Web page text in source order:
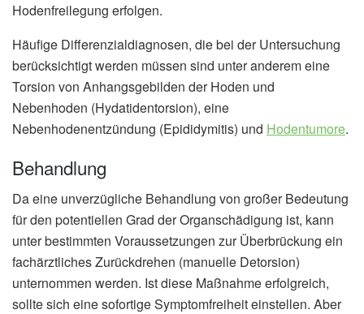
Hodenfreilegung erfolgen.
Häufige Differenzialdiagnosen, die bei der Untersuchung
berücksichtigt werden müssen sind unter anderem eine
Torsion von Anhangsgebilden der Hoden und
Nebenhoden (Hydatidentorsion), eine
Nebenhodenentzündung (Epididymitis) und Hodentumore.
Behandlung
Da eine unverzügliche Behandlung von großer Bedeutung
für den potentiellen Grad der Organschädigung ist, kann
unter bestimmten Voraussetzungen zur Überbrückung ein
fachärztliches Zurückdrehen (manuelle Detorsion)
unternommen werden. Ist diese Maßnahme erfolgreich,
sollte sich eine sofortige Symptomfreiheit einstellen. Aber